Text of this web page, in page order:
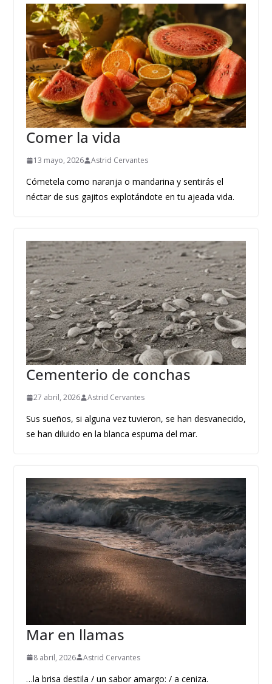
Comer la vida
13 mayo, 2026 Astrid Cervantes
Cómetela como naranja o mandarina y sentirás el
néctar de sus gajitos explotándote en tu ajeada vida.
Cementerio de conchas
27 abril, 2026 Astrid Cervantes
Sus sueños, si alguna vez tuvieron, se han desvanecido,
se han diluido en la blanca espuma del mar.
Mar en llamas
8 abril, 2026 Astrid Cervantes
…la brisa destila / un sabor amargo: / a ceniza.